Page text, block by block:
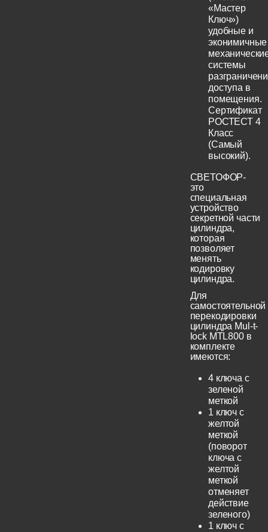
«Мастер
Ключ»)
удобные и
эконимичные
системы
доступа в
помещения.
Сертификат
РОСТЕСТ 4
Класс
(Самый
высокий).
СВЕТОФОР-
это
специальная
устройство
секретной части
цилиндра,
которая
позволяет
менять
кодировку
цилиндра.
Для
самостоятельной
перекодировки
цилиндра Mul-t-
lock MTL800 в
комплекте
имеются:
4 ключа с
зеленой
меткой
1 ключ с
желтой
меткой
(поворот
ключа с
желтой
меткой
отменяет
действие
зеленого)
1 ключ с